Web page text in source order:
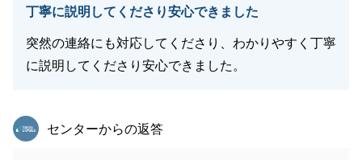
丁寧に説明してくださり安心できました
突然の連絡にも対応してくださり、わかりやすく丁寧
に説明してくださり安心できました。
東急リバブル
センターからの返答